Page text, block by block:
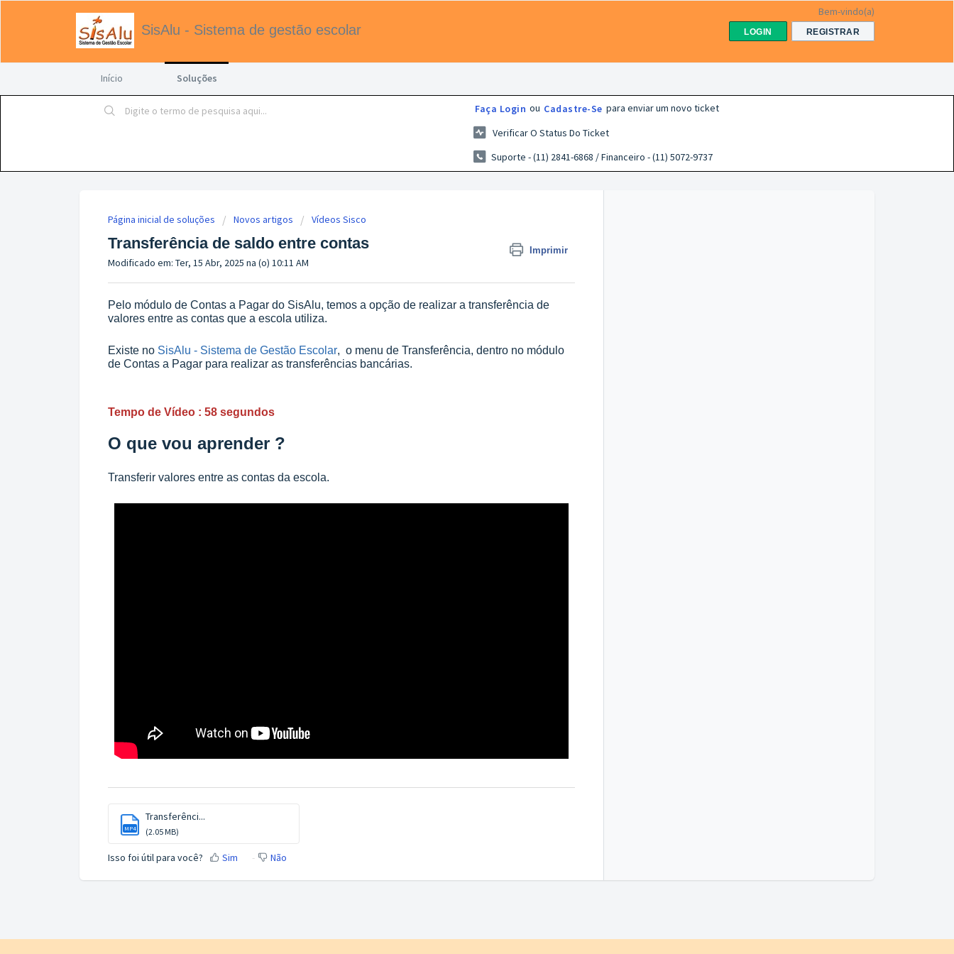
SisAlu - Sistema de gestão escolar
Bem-vindo(a)
LOGIN REGISTRAR
Início Soluções
Faça Login ou Cadastre-Se para enviar um novo ticket
Verificar O Status Do Ticket
Suporte - (11) 2841-6868 / Financeiro - (11) 5072-9737
Página inicial de soluções Novos artigos Vídeos Sisco
Transferência de saldo entre contas Imprimir
Modificado em: Ter, 15 Abr, 2025 na (o) 10:11 AM
Pelo módulo de Contas a Pagar do SisAlu, temos a opção de realizar a transferência de
valores entre as contas que a escola utiliza.
Existe no SisAlu - Sistema de Gestão Escolar, o menu de Transferência, dentro no módulo
de Contas a Pagar para realizar as transferências bancárias.
Tempo de Vídeo : 58 segundos
O que vou aprender ?
Transferir valores entre as contas da escola.
MP4
Transferênci...
(2.05 MB)
Isso foi útil para você? Sim Não